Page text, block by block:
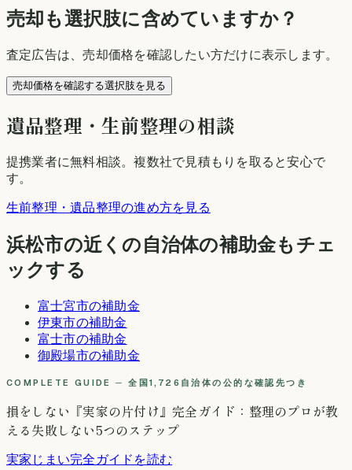
売却も選択肢に含めていますか？
査定広告は、売却価格を確認したい方だけに表示します。
売却価格を確認する選択肢を見る
遺品整理・生前整理の相談
提携業者に無料相談。複数社で見積もりを取ると安心で
す。
生前整理・遺品整理の進め方を見る
浜松市の近くの自治体の補助金もチェ
ックする
富士宮市の補助金
伊東市の補助金
富士市の補助金
御殿場市の補助金
COMPLETE GUIDE ─ 全国1,726自治体の公的な確認先つき
損をしない『実家の片付け』完全ガイド：整理のプロが教
える失敗しない5つのステップ
実家じまい完全ガイドを読む